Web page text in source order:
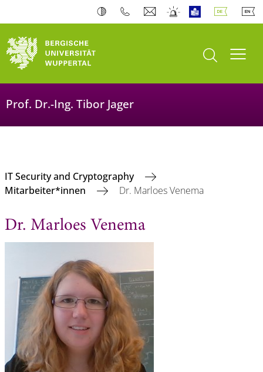
Suche öffnen
Prof. Dr.-Ing. Tibor Jager
IT Security and Cryptography
Mitarbeiter*innen
Dr. Marloes Venema
Dr. Marloes Venema